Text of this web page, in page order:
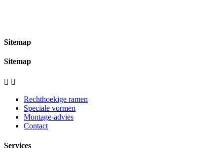
Sitemap
Sitemap
 
Rechthoekige ramen
Speciale vormen
Montage-advies
Contact
Services